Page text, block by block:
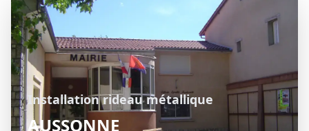
Installation rideau métallique
AUSSONNE
31840